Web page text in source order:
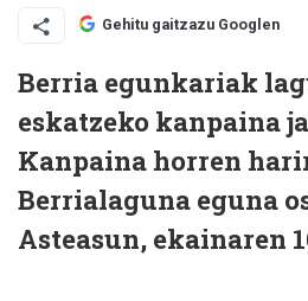
Gehitu gaitzazu Googlen
Berria egunkariak
eskatzeko kanpaina
Kanpaina horren
Berrialaguna eguna
Asteasun, ekainaren